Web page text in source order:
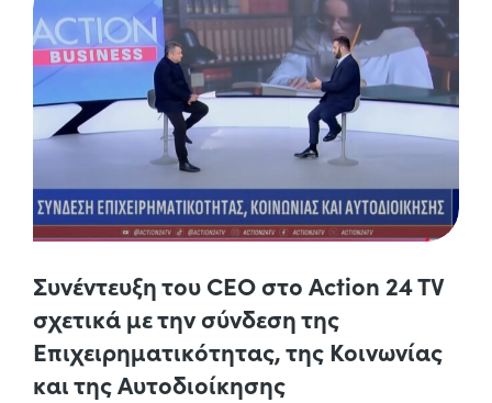
Συνέντευξη του CEO στο Action 24 TV
σχετικά με την σύνδεση της
Επιχειρηματικότητας, της Κοινωνίας
και της Αυτοδιοίκησης